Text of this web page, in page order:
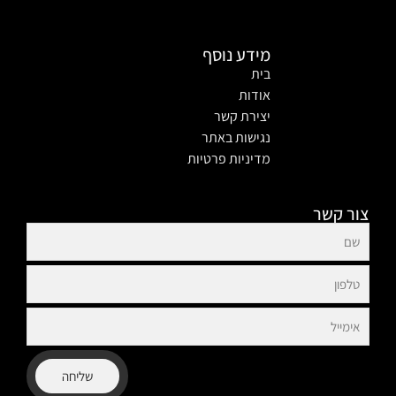
מידע נוסף
בית
אודות
יצירת קשר
נגישות באתר
מדיניות פרטיות
צור קשר
שליחה